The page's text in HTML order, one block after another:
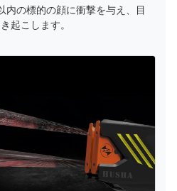
内の標的の顔に衝撃を与え、目
起こします。